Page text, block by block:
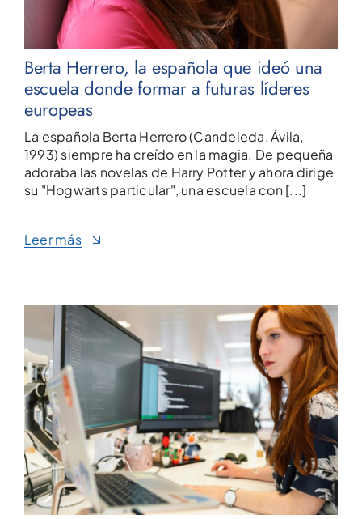
Berta Herrero, la española que ideó una
escuela donde formar a futuras líderes
europeas
La española Berta Herrero (Candeleda, Ávila,
1993) siempre ha creído en la magia. De pequeña
adoraba las novelas de Harry Potter y ahora dirige
su "Hogwarts particular", una escuela con [...]
Leer más